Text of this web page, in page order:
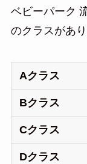
ベビーパーク
のクラスがあり
Aクラス
Bクラス
Cクラス
Dクラス